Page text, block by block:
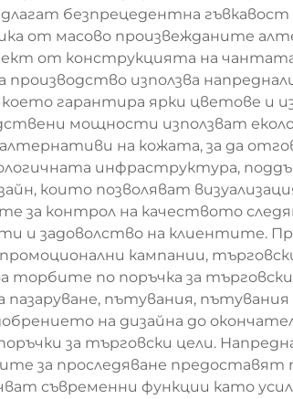
безпрецедентна
от масово произвежданите
от конструкцията на
използва
гарантира ярки цветове и
мощности използват
на кожата, за да
инфраструктура,
които позволяват
за контрол на качеството
и задоволство на клиентите.
кампании,
торбите по поръчка за
пътувания,
на дизайна до
за търговски цели.
за проследяване предоставят
съвременни функции като